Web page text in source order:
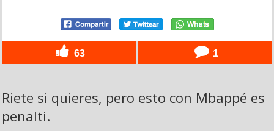
63 1
Riete si quieres, pero esto con Mbappé es
penalti.